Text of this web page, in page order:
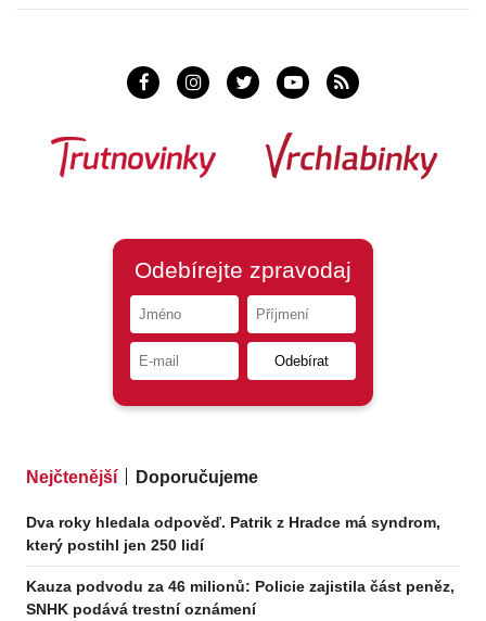
Nejčtenější Doporučujeme
Dva roky hledala odpověď. Patrik z Hradce má syndrom,
který postihl jen 250 lidí
Kauza podvodu za 46 milionů: Policie zajistila část peněz,
SNHK podává trestní oznámení